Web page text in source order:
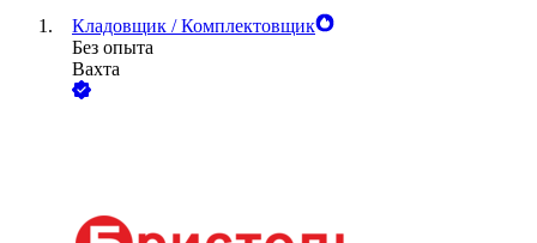
Кладовщик / Комплектовщик
Без опыта
Вахта